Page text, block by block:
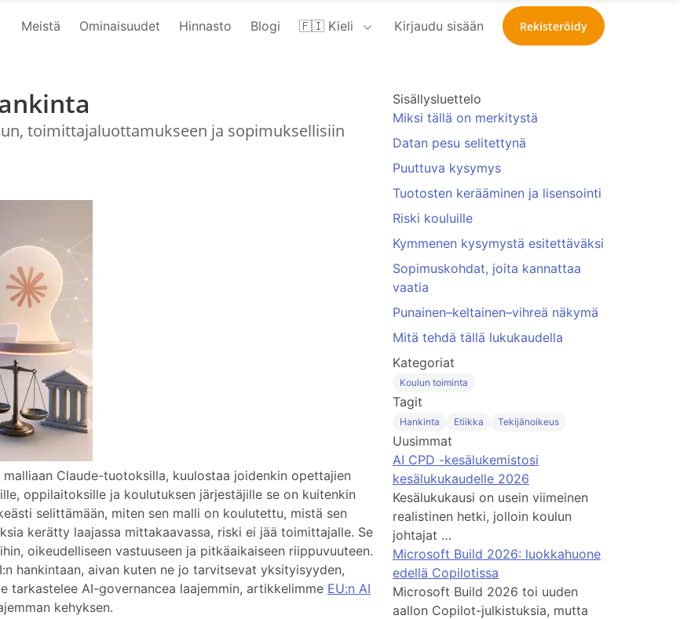
Meistä Ominaisuudet Hinnasto Blogi 🇫🇮 Kieli Kirjaudu sisään Rekisteröidy
toimittajaluottamukseen ja sopimuksellisiin
Claude-tuotoksilla, kuulostaa joidenkin opettajien
oppilaitoksille ja koulutuksen järjestäjille se on kuitenkin
selittämään, miten sen malli on koulutettu, mistä sen
kerätty laajassa mittakaavassa, riski ei jää toimittajalle. Se
oikeudelliseen vastuuseen ja pitkäaikaiseen riippuvuuteen.
hankintaan, aivan kuten ne jo tarvitsevat yksityisyyden,
AI-governancea laajemmin, artikkelimme EU:n AI
kehyksen.
Sisällysluettelo
Miksi tällä on merkitystä
Datan pesu selitettynä
Puuttuva kysymys
Tuotosten kerääminen ja lisensointi
Riski kouluille
Kymmenen kysymystä esitettäväksi
Sopimuskohdat, joita kannattaa
vaatia
Punainen–keltainen–vihreä näkymä
Mitä tehdä tällä lukukaudella
Kategoriat
Koulun toiminta
Tagit
Hankinta Etiikka Tekijänoikeus
Uusimmat
AI CPD -kesälukemistosi
kesälukukaudelle 2026
Kesälukukausi on usein viimeinen
realistinen hetki, jolloin koulun
johtajat …
Microsoft Build 2026: luokkahuone
edellä Copilotissa
Microsoft Build 2026 toi uuden
aallon Copilot-julkistuksia, mutta